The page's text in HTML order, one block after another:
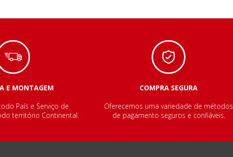
E MONTAGEM COMPRA SEGURA
País e Serviço de
território Continental.
Oferecemos uma variedade de métodos
de pagamento seguros e confiáveis.